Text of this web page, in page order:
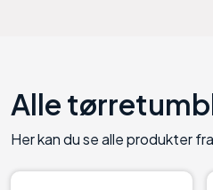
Alle
Her kan du se alle produkter fra